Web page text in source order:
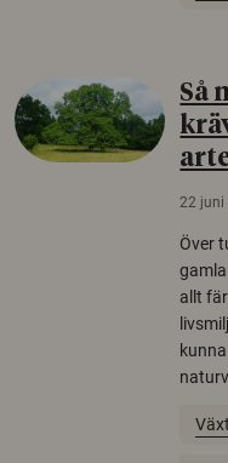
Så
22 juni
Över
allt